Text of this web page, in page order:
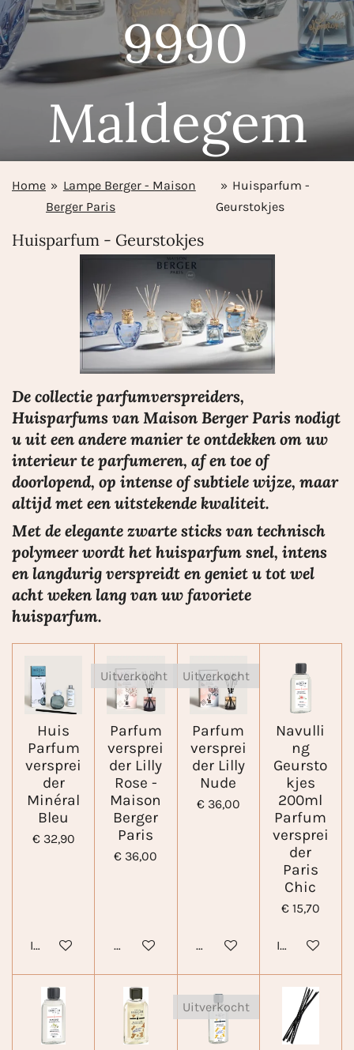
9990
Maldegem
Home » Lampe Berger - Maison
Berger Paris
» Huisparfum -
Geurstokjes
Huisparfum - Geurstokjes
De collectie parfumverspreiders,
Huisparfums van Maison Berger Paris nodigt
u uit een andere manier te ontdekken om uw
interieur te parfumeren, af en toe of
doorlopend, op intense of subtiele wijze, maar
altijd met een uitstekende kwaliteit.
Met de elegante zwarte sticks van technisch
polymeer wordt het huisparfum snel, intens
en langdurig verspreidt en geniet u tot wel
acht weken lang van uw favoriete
huisparfum.
Huis
Parfum
versprei
der
Minéral
Bleu
€ 32,90
In winkelwagen
Uitverkocht
Parfum
versprei
der Lilly
Rose -
Maison
Berger
Paris
€ 36,00
Houd mij op de hoogte
Uitverkocht
Parfum
versprei
der Lilly
Nude
€ 36,00
Houd mij op de hoogte
Navulli
ng
Geursto
kjes
200ml
Parfum
versprei
der
Paris
Chic
€ 15,70
In
Uitverkocht